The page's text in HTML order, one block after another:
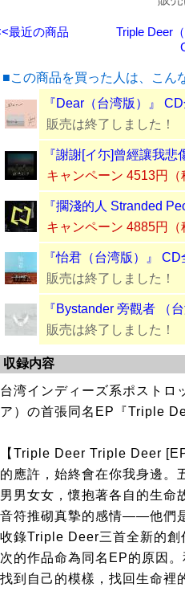
最近の商品
Triple Deer
■この商品を買った人は、こん
『Dear（台湾版）』
販売は終了しました！
『謝謝[イ尓]曾經讓我
キャンペーン 4513円（
『擱淺的人 Stranded
キャンペーン 4885円（
『怡君（台湾版）』
販売は終了しました！
『Bystander 旁觀者 （
販売は終了しました！
収録内容
台湾インディーズ系ポスト
ア）の首張同名EP『Triple
【Triple Deer Triple Deer
的應許，始終會在你我身邊。
男男女女，懷抱著各自的生命
音符推砌真摯的感情——他們
收錄Triple Deer三首全新的創
次的作品命為同名EP的原因
找到自己的模樣，找回生命